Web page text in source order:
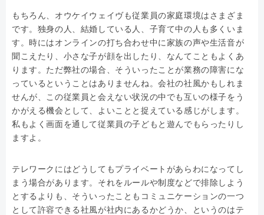
もちろん、オウケイウェイヴも従業員の家庭環境はさまざま
です。独身の人、結婚している人、子育て中の人も多くいま
す。時にはオンラインの打ち合わせ中に家族の声や生活音が
聞こえたり、小さな子が顔を出したり、なんてこともよくあ
ります。ただ弊社の場合、そういったことが業務の障害にな
っているということはありませんね。会社の社風かもしれま
せんが、この従業員と会えない状況の中でも互いの様子をう
かがえる機会として、よいことと捉えている感じがします。
私もよく画面を通して従業員の子どもと遊んでもらったりし
ますよ。
テレワークにはどうしてもプライベートがあらわになってし
まう場合があります。それをルールや制度などで排除しよう
とするよりも、そういったこともコミュニケーションの一つ
として許容できる社風が社内にあるかどうか、というのはテ